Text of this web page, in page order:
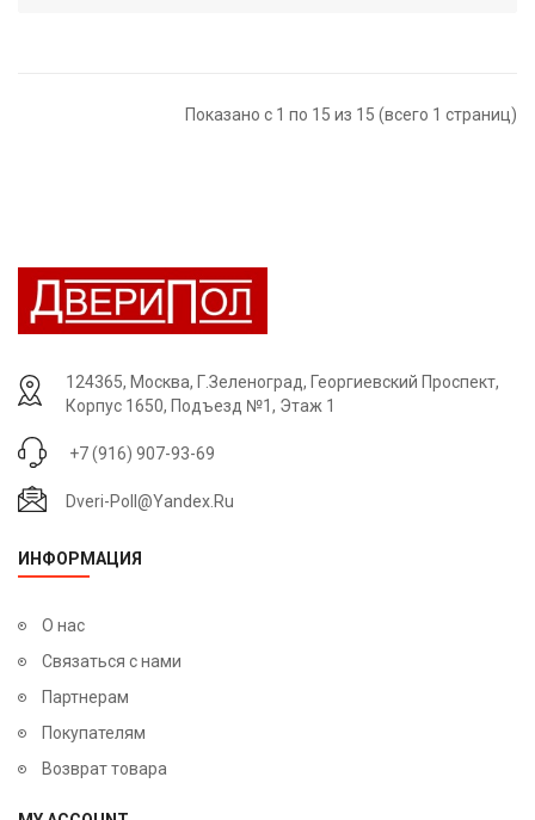
Показано с 1 по 15 из 15 (всего 1 страниц)
124365, Москва, Г.Зеленоград, Георгиевский Проспект,
Корпус 1650, Подъезд №1, Этаж 1
+7 (916) 907-93-69
Dveri-Poll@yandex.ru
ИНФОРМАЦИЯ
О нас
Связаться с нами
Партнерам
Покупателям
Возврат товара